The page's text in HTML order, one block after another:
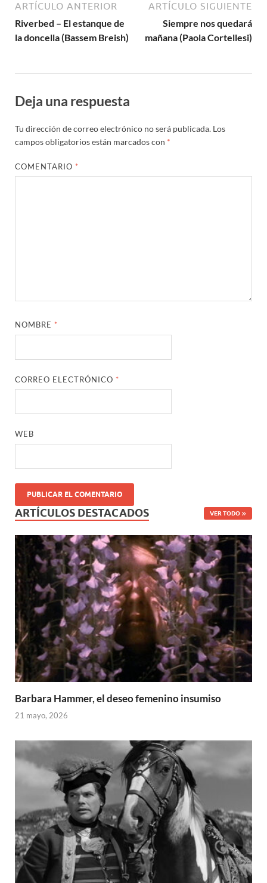
ARTÍCULO ANTERIOR
Riverbed – El estanque de
la doncella (Bassem Breish)
ARTÍCULO SIGUIENTE
Siempre nos quedará
mañana (Paola Cortellesi)
Deja una respuesta
Tu dirección de correo electrónico no será publicada. Los
campos obligatorios están marcados con *
COMENTARIO *
NOMBRE *
CORREO ELECTRÓNICO *
WEB
ARTÍCULOS DESTACADOS VER TODO
Barbara Hammer, el deseo femenino insumiso
21 mayo, 2026